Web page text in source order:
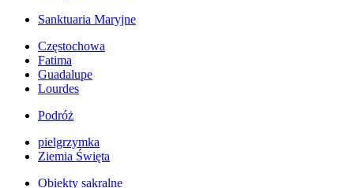
Sanktuaria Maryjne
Częstochowa
Fatima
Guadalupe
Lourdes
Podróż
pielgrzymka
Ziemia Święta
Obiekty sakralne